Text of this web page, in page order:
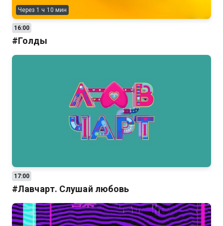
Через 1 ч 10 мин
16:00
#Голды
17:00
#Лавчарт. Слушай любовь